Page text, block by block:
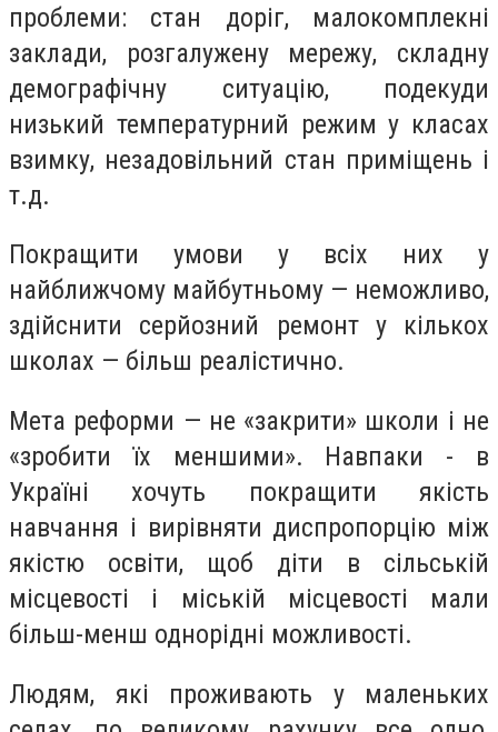
проблеми: стан доріг, малокомплекні
заклади, розгалужену мережу, складну
демографічну ситуацію, подекуди
низький температурний режим у класах
взимку, незадовільний стан приміщень і
т.д.
Покращити умови у всіх них у
найближчому майбутньому — неможливо,
здійснити серйозний ремонт у кількох
школах — більш реалістично.
Мета реформи — не «закрити» школи і не
«зробити їх меншими». Навпаки - в
Україні хочуть покращити якість
навчання і вирівняти диспропорцію між
якістю освіти, щоб діти в сільській
місцевості і міській місцевості мали
більш-менш однорідні можливості.
Людям, які проживають у маленьких